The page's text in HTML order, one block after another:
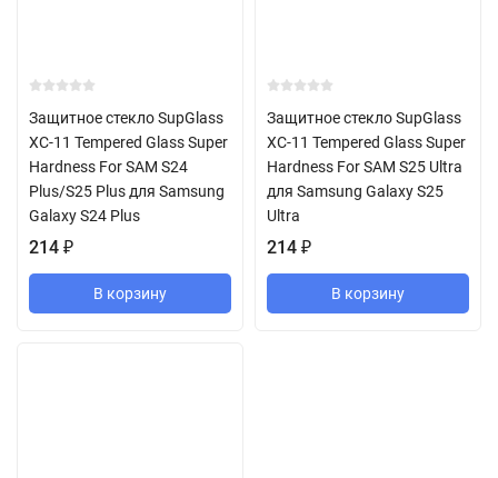
Защитное стекло SupGlass
XC-11 Tempered Glass Super
Hardness For SAM S24
Plus/S25 Plus для Samsung
Galaxy S24 Plus
214 ₽
В корзину
Защитное стекло SupGlass
XC-11 Tempered Glass Super
Hardness For SAM S25 Ultra
для Samsung Galaxy S25
Ultra
214 ₽
В корзину